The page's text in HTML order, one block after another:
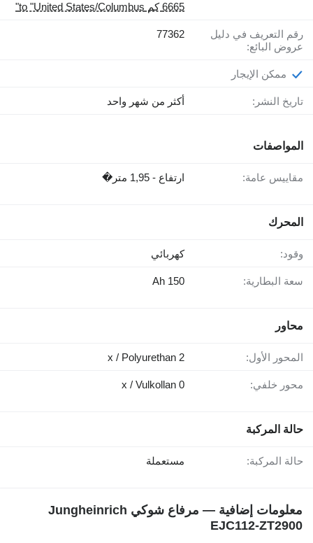
6665 كم to "United States/Columbus"
رقم التعريف في دليل
عروض البائع:
77362
ممكن الإيجار
تاريخ النشر: أكثر من شهر واحد
المواصفات
مقاييس عامة: ارتفاع - 1,95 متر�
المحرك
وقود: كهربائي
سعة البطارية: 150 Ah
محاور
المحور الأول: 2 x / Polyurethan
محور خلفي: 0 x / Vulkollan
حالة المركبة
حالة المركبة: مستعملة
معلومات إضافية — مرفاع شوكي Jungheinrich
EJC112-ZT2900